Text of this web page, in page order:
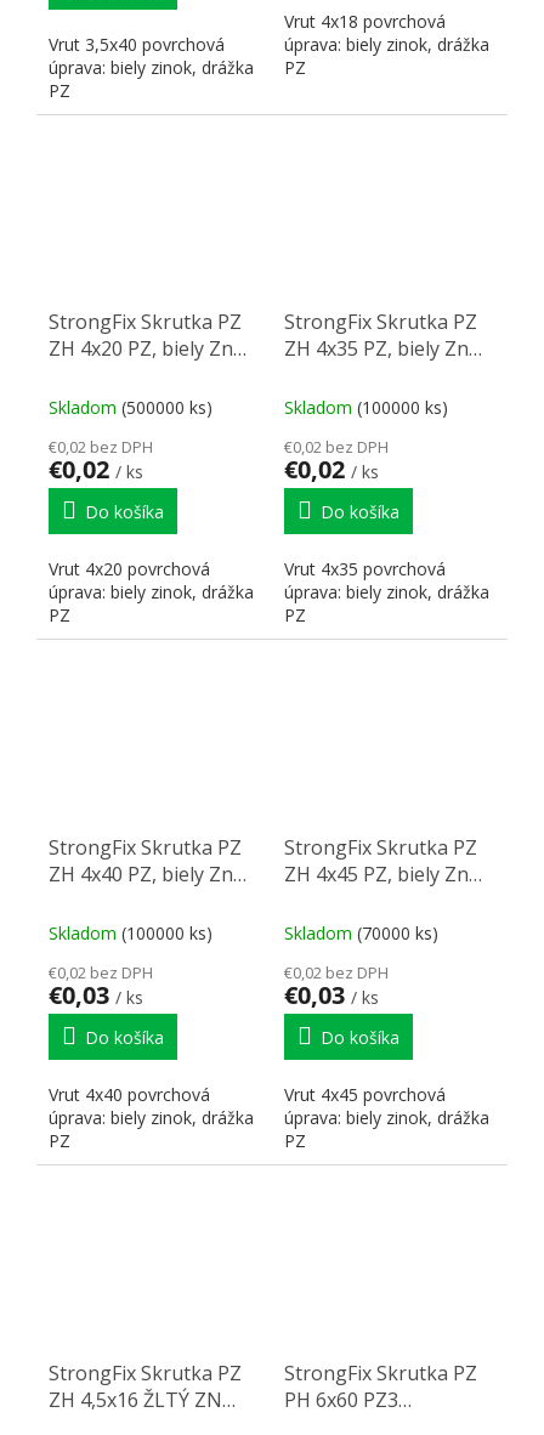
Vrut 3,5x40 povrchová
úprava: biely zinok, drážka
PZ
Vrut 4x18 povrchová
úprava: biely zinok, drážka
PZ
StrongFix Skrutka PZ
ZH 4x20 PZ, biely Zn
Skladom (500000 ks)
€0,02 bez DPH
€0,02 / ks
Do košíka
Vrut 4x20 povrchová
úprava: biely zinok, drážka
PZ
StrongFix Skrutka PZ
ZH 4x35 PZ, biely Zn
Skladom (100000 ks)
€0,02 bez DPH
€0,02 / ks
Do košíka
Vrut 4x35 povrchová
úprava: biely zinok, drážka
PZ
StrongFix Skrutka PZ
ZH 4x40 PZ, biely Zn
Skladom (100000 ks)
€0,02 bez DPH
€0,03 / ks
Do košíka
Vrut 4x40 povrchová
úprava: biely zinok, drážka
PZ
StrongFix Skrutka PZ
ZH 4x45 PZ, biely Zn
Skladom (70000 ks)
€0,02 bez DPH
€0,03 / ks
Do košíka
Vrut 4x45 povrchová
úprava: biely zinok, drážka
PZ
StrongFix Skrutka PZ
ZH 4,5x16 ŽLTÝ ZN
StrongFix Skrutka PZ
PH 6x60 PZ3